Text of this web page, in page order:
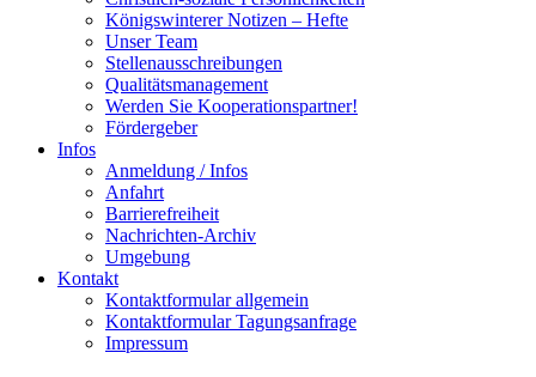
Königswinterer Notizen – Hefte
Unser Team
Stellenausschreibungen
Qualitätsmanagement
Werden Sie Kooperationspartner!
Fördergeber
Infos
Anmeldung / Infos
Anfahrt
Barrierefreiheit
Nachrichten-Archiv
Umgebung
Kontakt
Kontaktformular allgemein
Kontaktformular Tagungsanfrage
Impressum